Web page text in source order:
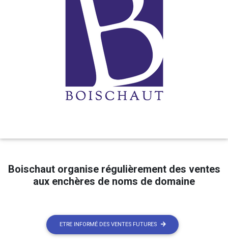
Boischaut organise régulièrement des ventes
aux enchères de noms de domaine
ETRE INFORMÉ DES VENTES FUTURES